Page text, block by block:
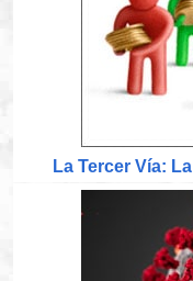
La Tercer Vía: